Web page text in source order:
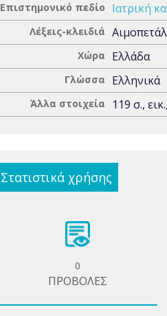
Επιστημονικό πεδίο Ιατρική
Λέξεις-κλειδιά
Χώρα Ελλάδα
Γλώσσα Ελληνικά
Άλλα στοιχεία 119 σ.,
Στατιστικά χρήσης
0
ΠΡΟΒΟΛΕΣ